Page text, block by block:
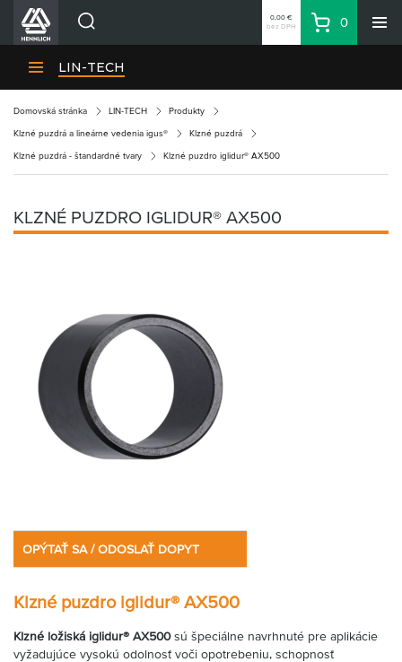
Divízie HENNLICH
Kariéra
Kontakty
Priemyselný park HENNLICH
Partner Zone
0,00 €
bez DPH
Košík
0
LIN-TECH
Domovská stránka LIN-TECH Produkty
Klzné puzdrá a lineárne vedenia igus® Klzné puzdrá
Klzné puzdrá - štandardné tvary Klzné puzdro iglidur® AX500
KLZNÉ PUZDRO IGLIDUR® AX500
OPÝTAŤ SA / ODOSLAŤ DOPYT
Klzné puzdro iglidur® AX500
Klzné ložiská iglidur® AX500sú špeciálne navrhnuté pre aplikácie
vyžadujúce vysokú odolnosť voči opotrebeniu, schopnosť